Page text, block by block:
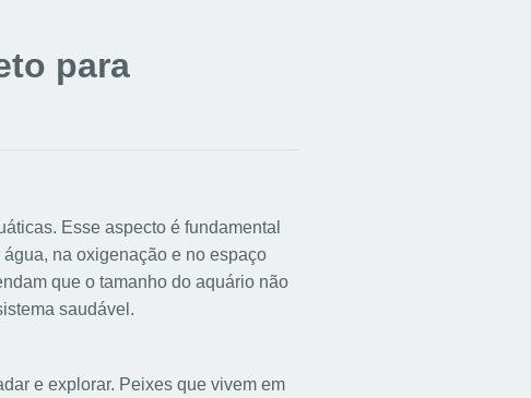
para
Esse aspecto é fundamental
na oxigenação e no espaço
que o tamanho do aquário não
saudável.
e explorar. Peixes que vivem em